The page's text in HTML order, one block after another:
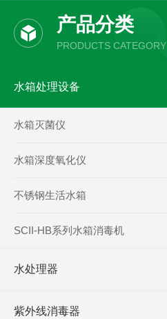
产品分类
PRODUCTS CATEGORY
水箱处理设备
水箱灭菌仪
水箱深度氧化仪
不锈钢生活水箱
SCII-HB系列水箱消毒机
水处理器
紫外线消毒器